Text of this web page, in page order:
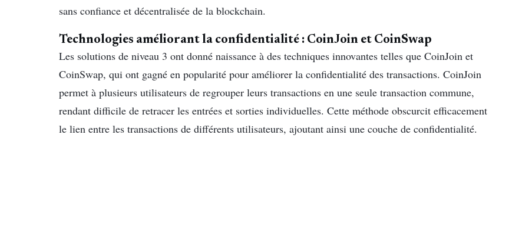
sans confiance et décentralisée de la blockchain.
Technologies améliorant la confidentialité : CoinJoin et CoinSwap
Les solutions de niveau 3 ont donné naissance à des techniques innovantes telles que CoinJoin et
CoinSwap, qui ont gagné en popularité pour améliorer la confidentialité des transactions. CoinJoin
permet à plusieurs utilisateurs de regrouper leurs transactions en une seule transaction commune,
rendant difficile de retracer les entrées et sorties individuelles. Cette méthode obscurcit efficacement
le lien entre les transactions de différents utilisateurs, ajoutant ainsi une couche de confidentialité.